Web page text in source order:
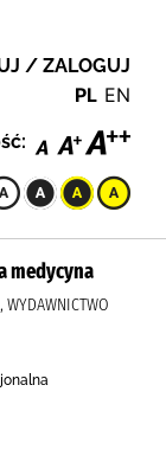
/ ZALOGUJ
PL EN
medycyna
WYDAWNICTWO